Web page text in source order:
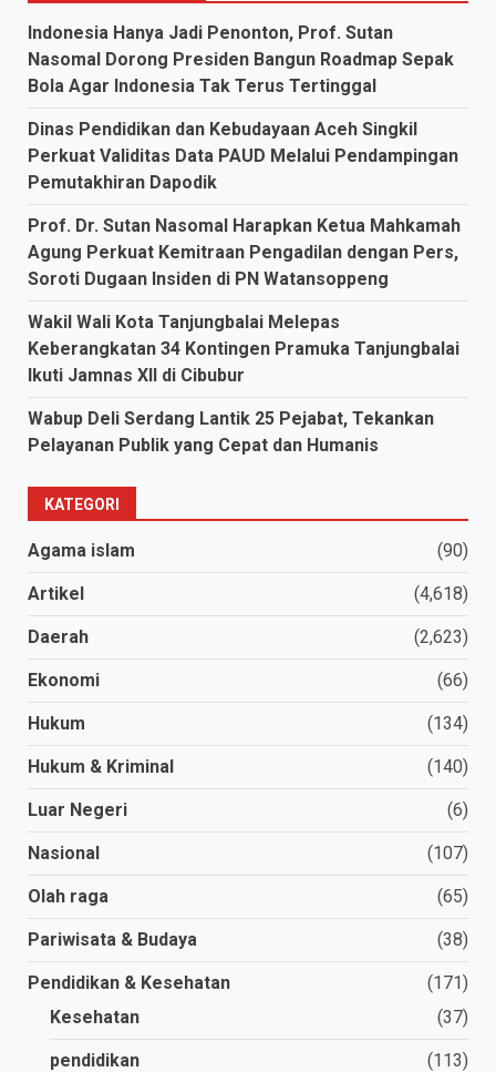
Indonesia Hanya Jadi Penonton, Prof. Sutan
Nasomal Dorong Presiden Bangun Roadmap Sepak
Bola Agar Indonesia Tak Terus Tertinggal
Dinas Pendidikan dan Kebudayaan Aceh Singkil
Perkuat Validitas Data PAUD Melalui Pendampingan
Pemutakhiran Dapodik
Prof. Dr. Sutan Nasomal Harapkan Ketua Mahkamah
Agung Perkuat Kemitraan Pengadilan dengan Pers,
Soroti Dugaan Insiden di PN Watansoppeng
Wakil Wali Kota Tanjungbalai Melepas
Keberangkatan 34 Kontingen Pramuka Tanjungbalai
Ikuti Jamnas XII di Cibubur
Wabup Deli Serdang Lantik 25 Pejabat, Tekankan
Pelayanan Publik yang Cepat dan Humanis
KATEGORI
Agama islam (90)
Artikel (4,618)
Daerah (2,623)
Ekonomi (66)
Hukum (134)
Hukum & Kriminal (140)
Luar Negeri (6)
Nasional (107)
Olah raga (65)
Pariwisata & Budaya (38)
Pendidikan & Kesehatan
(171)
Kesehatan
(37)
pendidikan (113)